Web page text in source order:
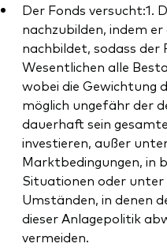
Der Fonds versucht:1.
nachzubilden, indem
nachbildet, sodass der
Wesentlichen alle
wobei die Gewichtung
möglich ungefähr der
dauerhaft sein
investieren, außer
Marktbedingungen, in
Situationen oder unter
Umständen, in denen
dieser Anlagepolitik
vermeiden.